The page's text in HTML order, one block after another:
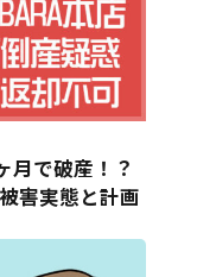
月で破産！？
害実態と計画